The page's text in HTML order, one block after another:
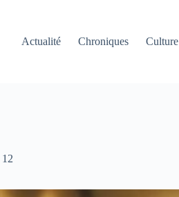
Actualité
Chroniques Culture
12